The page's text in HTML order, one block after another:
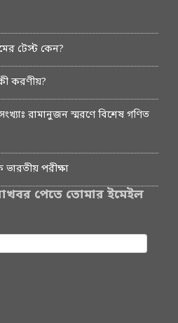
টেস্ট কেন?
করণীয়?
রামানুজন স্মরণে বিশেষ গণিত
ভারতীয় পরীক্ষা
পেতে তোমার ইমেইল